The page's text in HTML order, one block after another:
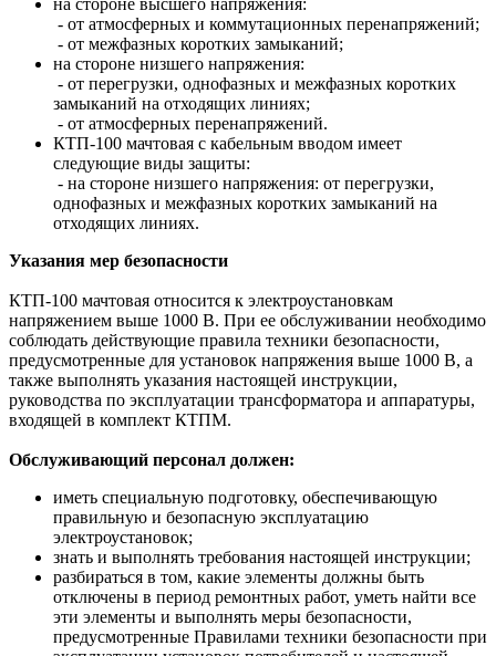
- от атмосферных и коммутационных перенапряжений;
- от межфазных коротких замыканий;
на стороне низшего напряжения:
- от перегрузки, однофазных и межфазных коротких
замыканий на отходящих линиях;
- от атмосферных перенапряжений.
КТП-100 мачтовая с кабельным вводом имеет
следующие виды защиты:
- на стороне низшего напряжения: от перегрузки,
однофазных и межфазных коротких замыканий на
отходящих линиях.
Указания мер безопасности
КТП-100 мачтовая относится к электроустановкам
напряжением выше 1000 В. При ее обслуживании необходимо
соблюдать действующие правила техники безопасности,
предусмотренные для установок напряжения выше 1000 В, а
также выполнять указания настоящей инструкции,
руководства по эксплуатации трансформатора и аппаратуры,
входящей в комплект КТПМ.
Обслуживающий персонал должен:
иметь специальную подготовку, обеспечивающую
правильную и безопасную эксплуатацию
электроустановок;
знать и выполнять требования настоящей инструкции;
разбираться в том, какие элементы должны быть
отключены в период ремонтных работ, уметь найти все
эти элементы и выполнять меры безопасности,
предусмотренные Правилами техники безопасности при